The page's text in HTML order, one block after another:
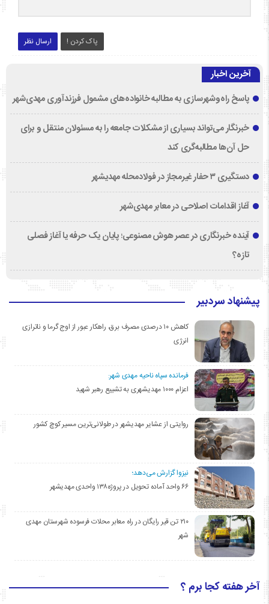
ارسال نظر پاک کردن !
آخرین اخبار
پاسخ راه‌وشهرسازی به مطالبه خانواده‌های مشمول فرزندآوری مهدی‌شهر
خبرنگار می‌تواند بسیاری از مشکلات جامعه را به مسئولان منتقل و برای
حل آن‌ها مطالبه‌گری کند
دستگیری ۳ حفار غیرمجاز در فولادمحله مهدیشهر
آغاز اقدامات اصلاحی در معابر مهدی‌شهر
آینده خبرنگاری در عصر هوش مصنوعی؛ پایان یک حرفه یا آغاز فصلی
تازه؟
پیشنهاد سردبیر
کاهش ۱۰ درصدی مصرف برق، راهکار عبور از اوج گرما و ناترازی
انرژی
فرمانده سپاه ناحیه مهدی شهر:
اعزام ۱۰۰۰ مهدیشهری به تشییع رهبر شهید
روایتی از عشایر مهدیشهر در طولانی‌ترین مسیر کوچ کشور
نیزوا گزارش می‌دهد؛
۶۶ واحد آماده تحویل در پروژه۱۳۸ واحدی مهدیشهر
۲۱۰ تن قیر رایگان در راه معابر محلات فرسوده شهرستان مهدی
شهر
آخر هفته کجا برم ؟